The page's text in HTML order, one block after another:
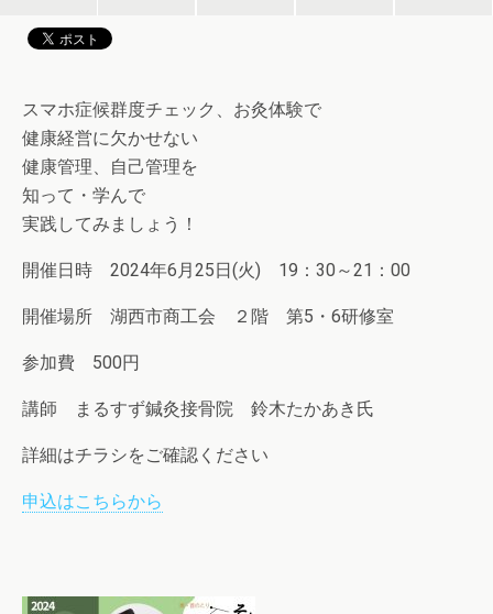
スマホ症候群度チェック、お灸体験で
健康経営に欠かせない
健康管理、自己管理を
知って・学んで
実践してみましょう！
開催日時 2024年6月25日(火) 19：30～21：00
開催場所 湖西市商工会 ２階 第5・6研修室
参加費 500円
講師 まるすず鍼灸接骨院 鈴木たかあき氏
詳細はチラシをご確認ください
申込はこちらから